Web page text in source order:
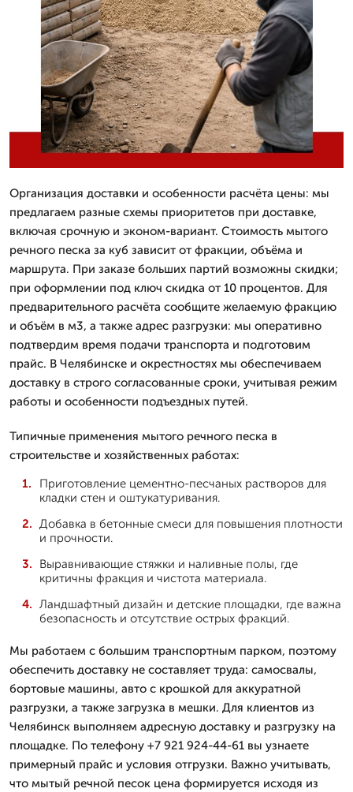
Организация доставки и особенности расчёта цены: мы
предлагаем разные схемы приоритетов при доставке,
включая срочную и эконом-вариант. Стоимость мытого
речного песка за куб зависит от фракции, объёма и
маршрута. При заказе больших партий возможны скидки;
при оформлении под ключ скидка от 10 процентов. Для
предварительного расчёта сообщите желаемую фракцию
и объём в м3, а также адрес разгрузки: мы оперативно
подтвердим время подачи транспорта и подготовим
прайс. В Челябинске и окрестностях мы обеспечиваем
доставку в строго согласованные сроки, учитывая режим
работы и особенности подъездных путей.
Типичные применения мытого речного песка в
строительстве и хозяйственных работах:
Приготовление цементно-песчаных растворов для
кладки стен и оштукатуривания.
Добавка в бетонные смеси для повышения плотности
и прочности.
Выравнивающие стяжки и наливные полы, где
критичны фракция и чистота материала.
Ландшафтный дизайн и детские площадки, где важна
безопасность и отсутствие острых фракций.
Мы работаем с большим транспортным парком, поэтому
обеспечить доставку не составляет труда: самосвалы,
бортовые машины, авто с крошкой для аккуратной
разгрузки, а также загрузка в мешки. Для клиентов из
Челябинск выполняем адресную доставку и разгрузку на
площадке. По телефону +7 921 924-44-61 вы узнаете
примерный прайс и условия отгрузки. Важно учитывать,
что мытый речной песок цена формируется исходя из